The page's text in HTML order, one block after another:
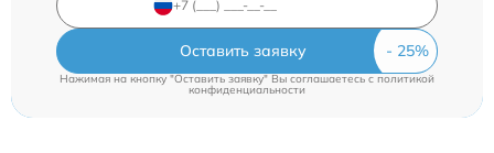
Оставить заявку
Нажимая на кнопку "Оставить заявку" Вы соглашаетесь cполитикой
конфиденциальности